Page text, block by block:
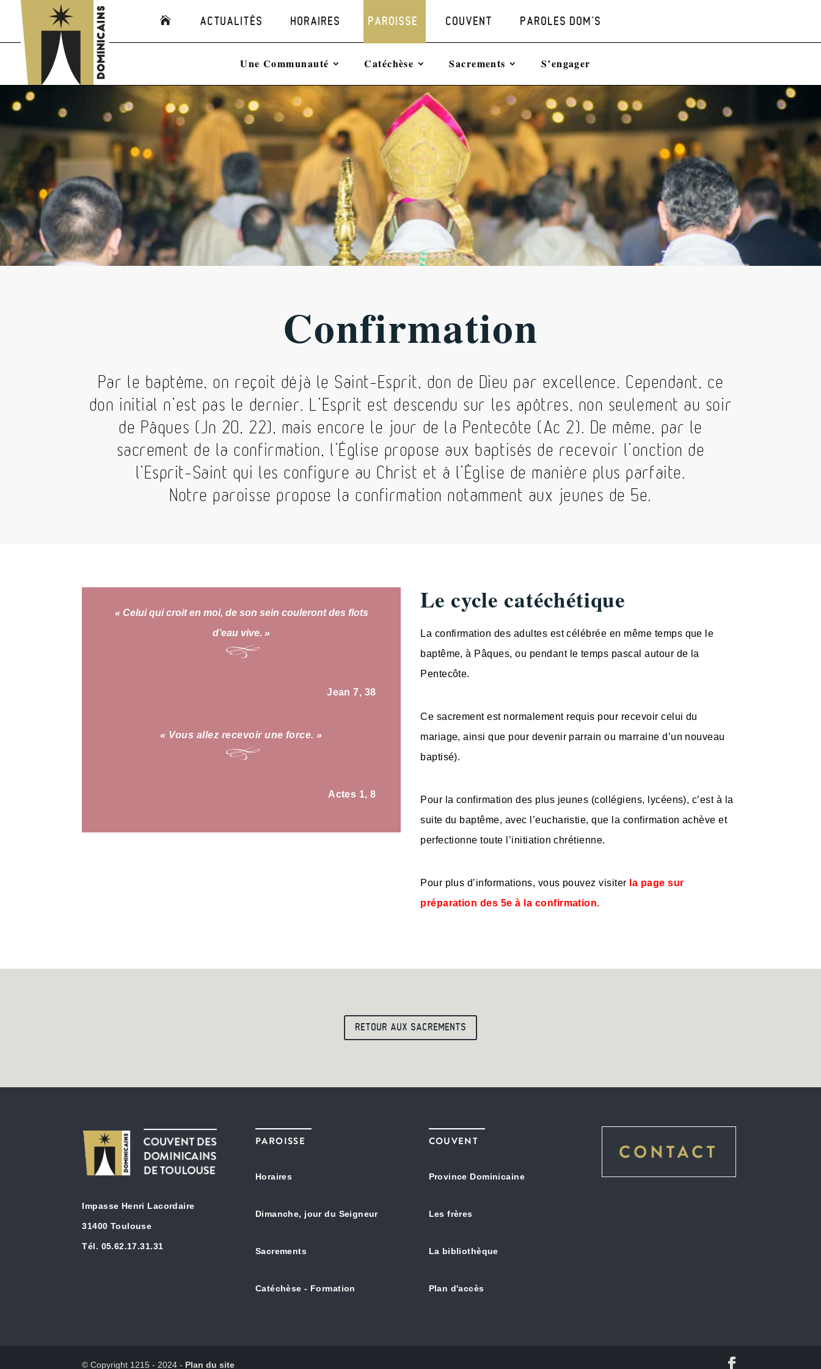
ACTUALITÉS HORAIRES PAROISSE COUVENT PAROLES DOM’S
Une Communauté Catéchèse Sacrements S’engager
Confirmation
Par le baptême, on reçoit déjà le Saint-Esprit, don de Dieu par excellence. Cependant, ce
don initial n’est pas le dernier. L’Esprit est descendu sur les apôtres, non seulement au soir
de Pâques (Jn 20, 22), mais encore le jour de la Pentecôte (Ac 2). De même, par le
sacrement de la confirmation, l’Église propose aux baptisés de recevoir l’onction de
l’Esprit-Saint qui les configure au Christ et à l’Église de manière plus parfaite.
Notre paroisse propose la confirmation notamment aux jeunes de 5e.
« Celui qui croit en moi, de son sein couleront des flots
d’eau vive. »
Jean 7, 38
« Vous allez recevoir une force. »
Actes 1, 8
Le cycle catéchétique
La confirmation des adultes est célébrée en même temps que le
baptême, à Pâques, ou pendant le temps pascal autour de la
Pentecôte.
Ce sacrement est normalement requis pour recevoir celui du
mariage, ainsi que pour devenir parrain ou marraine d’un nouveau
baptisé).
Pour la confirmation des plus jeunes (collégiens, lycéens), c’est à la
suite du baptême, avec l’eucharistie, que la confirmation achève et
perfectionne toute l’initiation chrétienne.
Pour plus d’informations, vous pouvez visiter la page sur
préparation des 5e à la confirmation.
RETOUR AUX SACREMENTS
Impasse Henri Lacordaire
31400 Toulouse
Tél. 05.62.17.31.31
PAROISSE
Horaires
Dimanche, jour du Seigneur
Sacrements
Catéchèse - Formation
COUVENT
Province Dominicaine
Les frères
La bibliothèque
Plan d'accès
© Copyright 1215 - 2024 - Plan du site